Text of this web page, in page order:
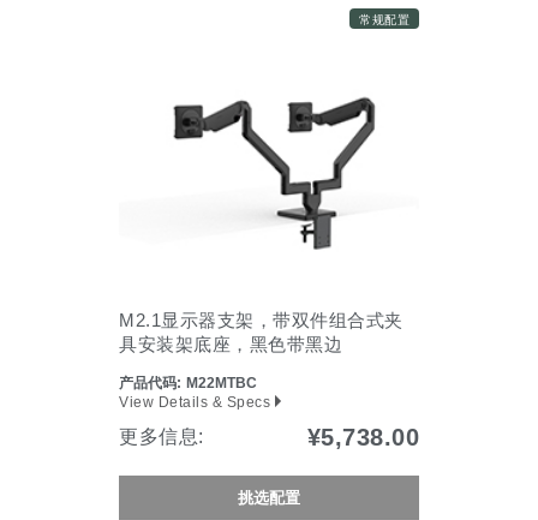
常规配置
M2.1显示器支架，带双件组合式夹
具安装架底座，黑色带黑边
产品代码: M22MTBC
View Details & Specs
更多信息: ¥5,738.00
挑选配置